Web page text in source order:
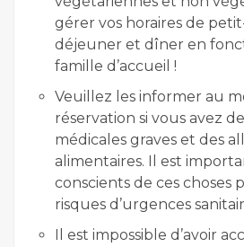
gérer vos horaires de
déjeuner et dîner en
famille d’accueil !
Veuillez les informer au
réservation si vous avez
médicales graves et des
alimentaires. Il est
conscients de ces choses
risques d’urgences
Il est impossible d’avoir